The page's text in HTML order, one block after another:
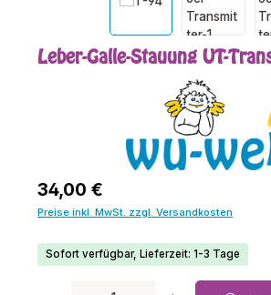
Leber-Galle-Stauung UT-
Regulärer Preis:
34,00 €
Preise inkl. MwSt. zzgl. Versandkosten
Sofort verfügbar, Lieferzeit: 1-3 Tage
Produkt Anzahl: Gib den gewünschten Wert